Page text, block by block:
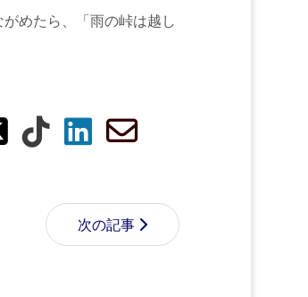
めたら、「雨の峠は越し
次の記事